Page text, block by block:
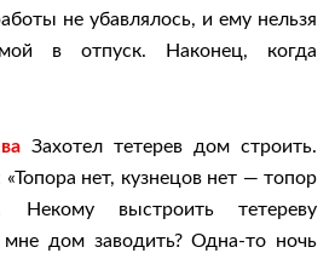
не убавлялось, и ему нельзя
в отпуск. Наконец, когда
Захотел тетерев дом строить.
нет, кузнецов нет — топор
Некому выстроить тетереву
дом заводить? Одна-то ночь